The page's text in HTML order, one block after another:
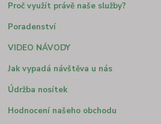
Proč využít právě naše služby?
Poradenství
VIDEO NÁVODY
Jak vypadá návštěva u nás
Údržba nosítek
Hodnocení našeho obchodu